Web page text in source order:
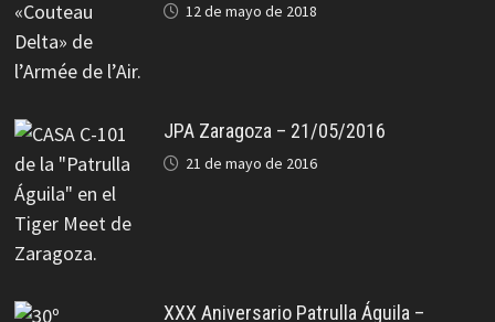
12 de mayo de 2018
JPA Zaragoza – 21/05/2016
21 de mayo de 2016
XXX Aniversario Patrulla Águila –